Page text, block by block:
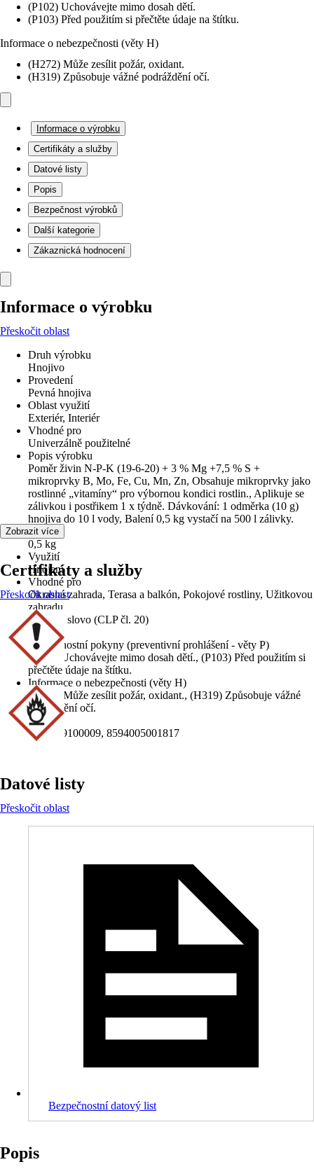
(P102) Uchovávejte mimo dosah dětí.
(P103) Před použitím si přečtěte údaje na štítku.
Informace o nebezpečnosti (věty H)
(H272) Může zesílit požár, oxidant.
(H319) Způsobuje vážné podráždění očí.
Informace o výrobku
Certifikáty a služby
Datové listy
Popis
Bezpečnost výrobků
Další kategorie
Zákaznická hodnocení
Informace o výrobku
Přeskočit oblast
Druh výrobku
Hnojivo
Provedení
Pevná hnojiva
Oblast využití
Exteriér, Interiér
Vhodné pro
Univerzálně použitelné
Popis výrobku
Poměr živin N-P-K (19-6-20) + 3 % Mg +7,5 % S +
mikroprvky B, Mo, Fe, Cu, Mn, Zn, Obsahuje mikroprvky jako
rostlinné „vitamíny“ pro výbornou kondici rostlin., Aplikuje se
zálivkou i postřikem 1 x týdně. Dávkování: 1 odměrka (10 g)
hnojiva do 10 l vody, Balení 0,5 kg vystačí na 500 l zálivky.
Obsah
0,5 kg
Využití
Hnojení
Vhodné pro
Okrasná zahrada, Terasa a balkón, Pokojové rostliny, Užitkovou
zahradu
Signální slovo (CLP čl. 20)
Pozor
Bezpečnostní pokyny (preventivní prohlášení - věty P)
(P102) Uchovávejte mimo dosah dětí., (P103) Před použitím si
přečtěte údaje na štítku.
Informace o nebezpečnosti (věty H)
(H272) Může zesílit požár, oxidant., (H319) Způsobuje vážné
podráždění očí.
EAN
2004219100009, 8594005001817
Zobrazit více
Certifikáty a služby
Přeskočit oblast
Datové listy
Přeskočit oblast
Bezpečnostní datový list
Popis